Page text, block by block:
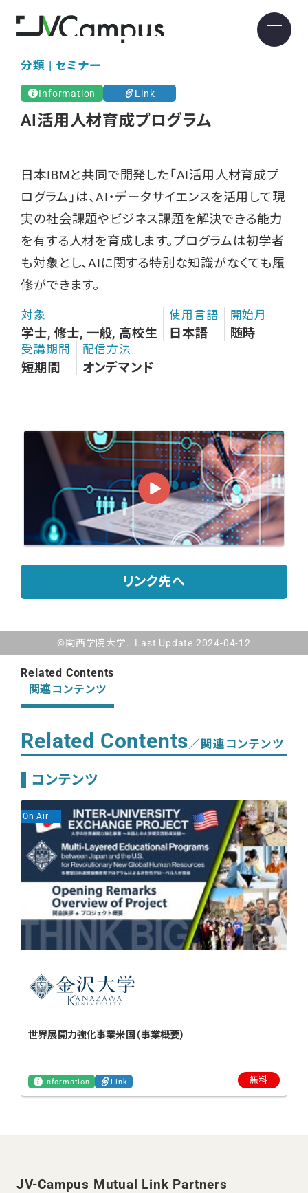
分類 | セミナー
Information Link
AI活用人材育成プログラム
日本IBMと共同で開発した「AI活用人材育成プ
ログラム」は、AI・データサイエンスを活用して現
実の社会課題やビジネス課題を解決できる能力
を有する人材を育成します。プログラムは初学者
も対象とし、AIに関する特別な知識がなくても履
修ができます。
対象
学士, 修士, 一般, 高校生
使用言語
日本語
開始月
随時
受講期間
短期間
配信方法
オンデマンド
リンク先へ
©関西学院大学. Last Update 2024-04-12
Related Contents
関連コンテンツ
Related Contents／関連コンテンツ
コンテンツ
世界展開力強化事業米国（事業概要）
Information Link 無料
On Air
JV-Campus Mutual Link Partners